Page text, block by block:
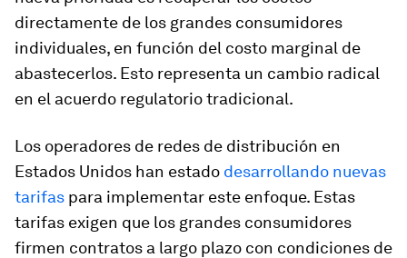
directamente de los grandes consumidores
individuales, en función del costo marginal de
abastecerlos. Esto representa un cambio radical
en el acuerdo regulatorio tradicional.
Los operadores de redes de distribución en
Estados Unidos han estado desarrollando nuevas
tarifas para implementar este enfoque. Estas
tarifas exigen que los grandes consumidores
firmen contratos a largo plazo con condiciones de